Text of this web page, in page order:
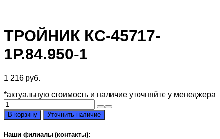
ТРОЙНИК КС-45717-
1Р.84.950-1
1 216 руб.
*актуальную стоимость и наличие уточняйте у менеджера
Количество
товара
Тройник
КС-45717-
В корзину Уточнить наличие
Наши филиалы (контакты):